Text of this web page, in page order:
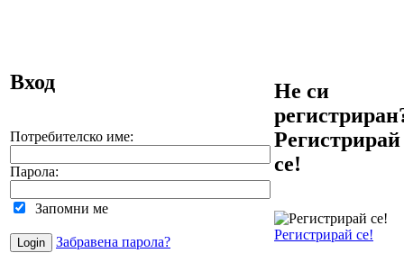
Вход
Потребителско име:
Парола:
Запомни ме
Забравена парола?
Не си
Регистрирай
се!
Регистрирай се!